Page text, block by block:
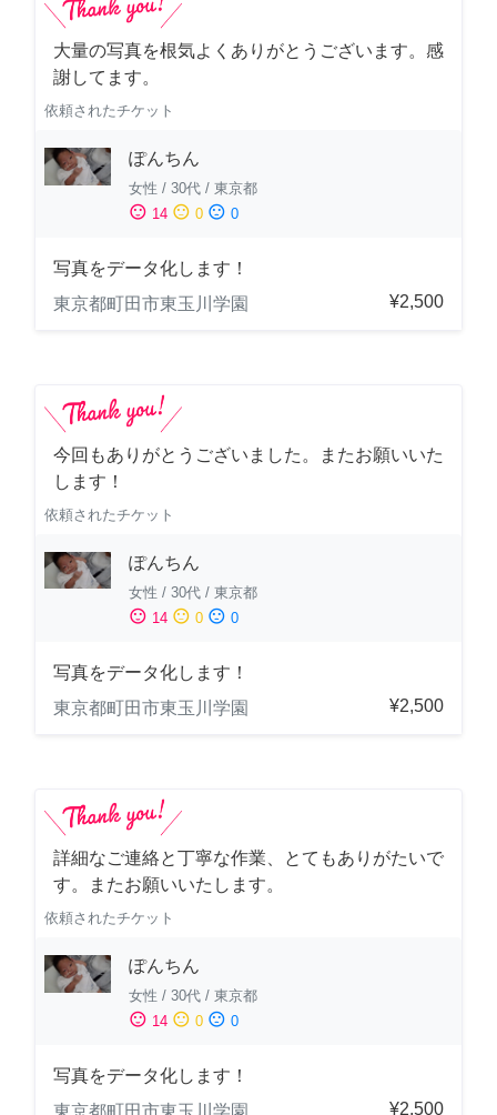
大量の写真を根気よくありがとうございます。感
謝してます。
依頼されたチケット
ぽんちん
女性 / 30代 / 東京都
sentiment_satisfied 14 sentiment_neutral 0 sentiment_dissatisfied 0
写真をデータ化します！
東京都町田市東玉川学園
¥2,500
今回もありがとうございました。またお願いいた
します！
依頼されたチケット
ぽんちん
女性 / 30代 / 東京都
sentiment_satisfied 14 sentiment_neutral 0 sentiment_dissatisfied 0
写真をデータ化します！
東京都町田市東玉川学園
¥2,500
詳細なご連絡と丁寧な作業、とてもありがたいで
す。またお願いいたします。
依頼されたチケット
ぽんちん
女性 / 30代 / 東京都
sentiment_satisfied 14 sentiment_neutral 0 sentiment_dissatisfied 0
写真をデータ化します！
東京都町田市東玉川学園
¥2,500